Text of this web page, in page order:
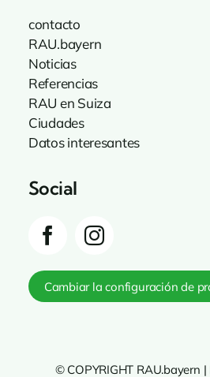
contacto
RAU.bayern
Noticias
Referencias
RAU en Suiza
Ciudades
Datos interesantes
Social
Cambiar la configuración de
© COPYRIGHT RAU.bayern |